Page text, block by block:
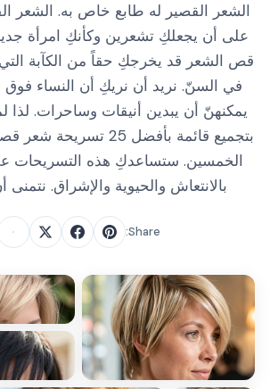
الشعر القصير له طابع خاص به. الشعر
على أن يجعلكِ تشعرين وكأنكِ امرأة
قص الشعر قد يخرجكِ حقاً من الكآبة التي
في السنّ. نريد أن نريكِ أن النساء
يمكنهنّ أن يبدين أنيقات وساحرات. لذا
بتجميع قائمة بأفضل 25
الخمسين. ستساعدكِ هذه التسريحات
بالانتعاش والحيوية والإشراق.
Share: